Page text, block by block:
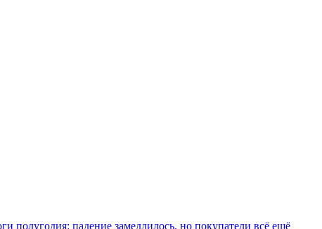
полугодия: падение замедлилось, но покупатели всё ещё